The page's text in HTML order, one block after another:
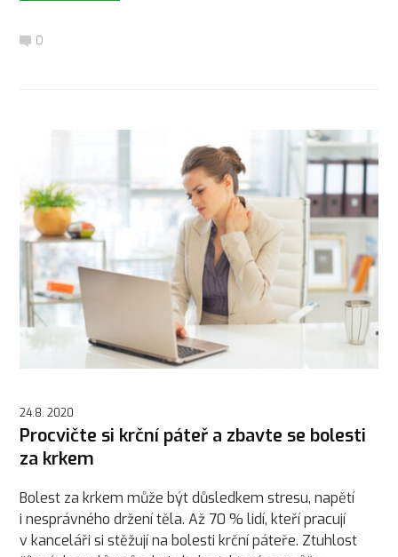
0
24.8. 2020
Procvičte si krční páteř a zbavte se bolesti
za krkem
Bolest za krkem může být důsledkem stresu, napětí
i nesprávného držení těla. Až 70 % lidí, kteří pracují
v kanceláři si stěžují na bolesti krční páteře. Ztuhlost